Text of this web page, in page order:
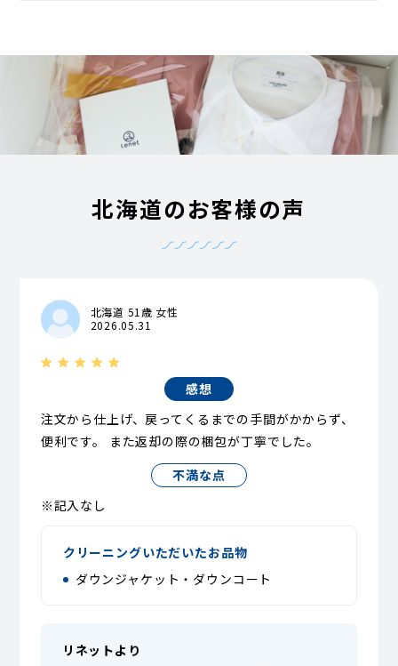
北海道のお客様の声
北海道 51歳 女性
2026.05.31
感想
注文から仕上げ、戻ってくるまでの手間がかからず、
便利です。 また返却の際の梱包が丁寧でした。
不満な点
※記入なし
クリーニングいただいたお品物
ダウンジャケット・ダウンコート
リネットより